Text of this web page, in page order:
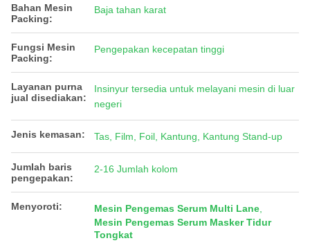
Bahan Mesin
Packing:
Baja tahan karat
Fungsi Mesin
Packing:
Pengepakan kecepatan tinggi
Layanan purna
jual disediakan:
Insinyur tersedia untuk melayani mesin di luar
negeri
Jenis kemasan: Tas, Film, Foil, Kantung, Kantung Stand-up
Jumlah baris
pengepakan:
2-16 Jumlah kolom
Menyoroti: Mesin Pengemas Serum Multi Lane
Mesin Pengemas Serum Masker Tidur
Tongkat